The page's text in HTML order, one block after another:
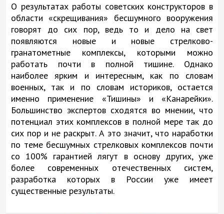
О результатах работы советских конструкторов в
области «скрещивания» бесшумного вооружения
говорят до сих пор, ведь то и дело на свет
появляются новые и новые стрелково-
гранатометные комплексы, которыми можно
работать почти в полной тишине. Однако
наиболее ярким и интересным, как по словам
военных, так и по словам историков, остается
именно применение «Тишины» и «Канарейки».
Большинство экспертов сходятся во мнении, что
потенциал этих комплексов в полной мере так до
сих пор и не раскрыт. А это значит, что наработки
по теме бесшумных стрелковых комплексов почти
со 100% гарантией лягут в основу других, уже
более современных отечественных систем,
разработка которых в России уже имеет
существенные результаты.